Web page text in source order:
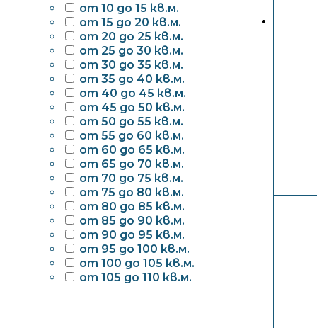
от 10 до 15 кв.м.
от 15 до 20 кв.м.
от 20 до 25 кв.м.
от 25 до 30 кв.м.
от 30 до 35 кв.м.
от 35 до 40 кв.м.
от 40 до 45 кв.м.
от 45 до 50 кв.м.
от 50 до 55 кв.м.
от 55 до 60 кв.м.
от 60 до 65 кв.м.
от 65 до 70 кв.м.
от 70 до 75 кв.м.
от 75 до 80 кв.м.
от 80 до 85 кв.м.
от 85 до 90 кв.м.
от 90 до 95 кв.м.
от 95 до 100 кв.м.
от 100 до 105 кв.м.
от 105 до 110 кв.м.